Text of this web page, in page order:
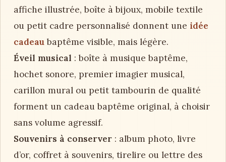
affiche illustrée, boîte à bijoux, mobile textile
ou petit cadre personnalisé donnent une idée
cadeaubaptême visible, mais légère.
Éveil musical : boîte à musique baptême,
hochet sonore, premier imagier musical,
carillon mural ou petit tambourin de qualité
forment un cadeau baptême original, à choisir
sans volume agressif.
Souvenirs à conserver : album photo, livre
d’or, coffret à souvenirs, tirelire ou lettre des